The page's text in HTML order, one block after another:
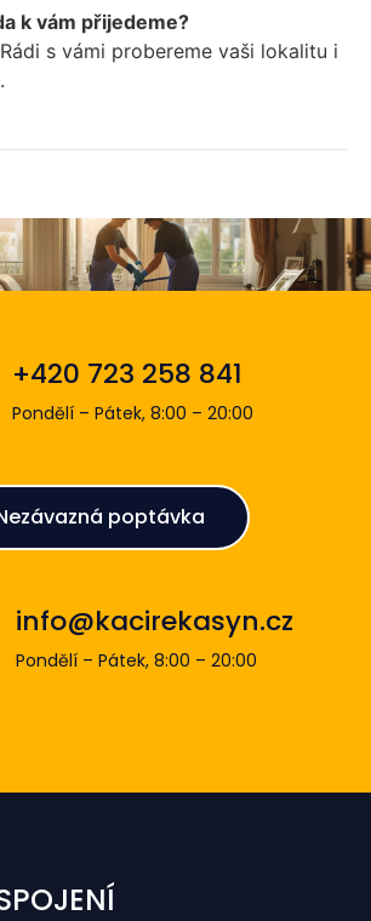
k vám přijedeme?
s vámi probereme vaši lokalitu i
+420 723 258 841
Pondělí – Pátek, 8:00 – 20:00
poptávka
info@kacirekasyn.cz
Pondělí – Pátek, 8:00 – 20:00